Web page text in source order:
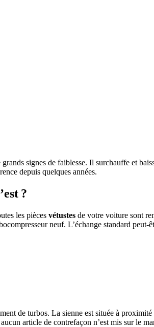
signes de faiblesse. Il surchauffe et
depuis quelques années.
?
les pièces vétustes de votre voiture sont
neuf. L’échange standard peut-
de turbos. La sienne est située à
article de contrefaçon n’est mis sur le